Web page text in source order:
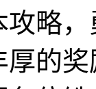
略
的